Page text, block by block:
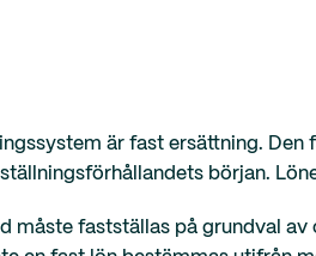
är fast ersättning.
början.
måste fastställas på grundval